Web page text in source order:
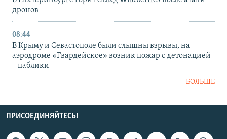
дронов
08:44
В Крыму и Севастополе были слышны взрывы, на
аэродроме «Гвардейское» возник пожар с детонацией
– паблики
БОЛЬШЕ
ПРИСОЕДИНЯЙТЕСЬ!